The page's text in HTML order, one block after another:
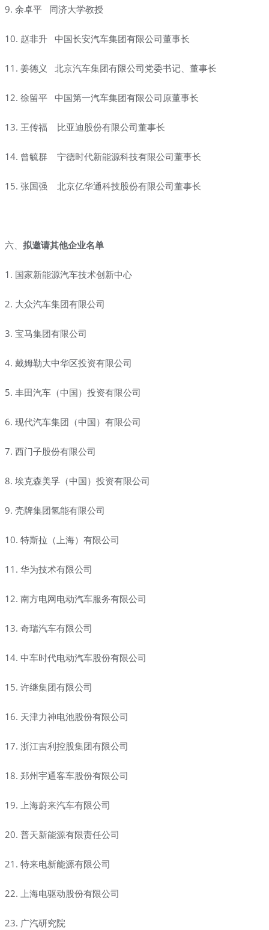
9. 余卓平 同济大学教授
10. 赵非升 中国长安汽车集团有限公司董事长
11. 姜德义 北京汽车集团有限公司党委书记、董事长
12. 徐留平 中国第一汽车集团有限公司原董事长
13. 王传福 比亚迪股份有限公司董事长
14. 曾毓群 宁德时代新能源科技有限公司董事长
15. 张国强 北京亿华通科技股份有限公司董事长
六、 拟邀请其他企业名单
1. 国家新能源汽车技术创新中心
2. 大众汽车集团有限公司
3. 宝马集团有限公司
4. 戴姆勒大中华区投资有限公司
5. 丰田汽车（中国）投资有限公司
6. 现代汽车集团（中国）有限公司
7. 西门子股份有限公司
8. 埃克森美孚（中国）投资有限公司
9. 壳牌集团氢能有限公司
10. 特斯拉（上海）有限公司
11. 华为技术有限公司
12. 南方电网电动汽车服务有限公司
13. 奇瑞汽车有限公司
14. 中车时代电动汽车股份有限公司
15. 许继集团有限公司
16. 天津力神电池股份有限公司
17. 浙江吉利控股集团有限公司
18. 郑州宇通客车股份有限公司
19. 上海蔚来汽车有限公司
20. 普天新能源有限责任公司
21. 特来电新能源有限公司
22. 上海电驱动股份有限公司
23. 广汽研究院